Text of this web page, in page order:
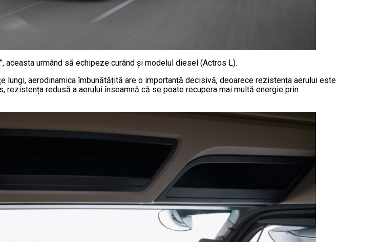
aceasta urmând să echipeze curând şi modelul diesel (Actros L).
aerodinamica îmbunătățită are o importanță decisivă, deoarece rezistența aerului este
redusă a aerului înseamnă că se poate recupera mai multă energie prin